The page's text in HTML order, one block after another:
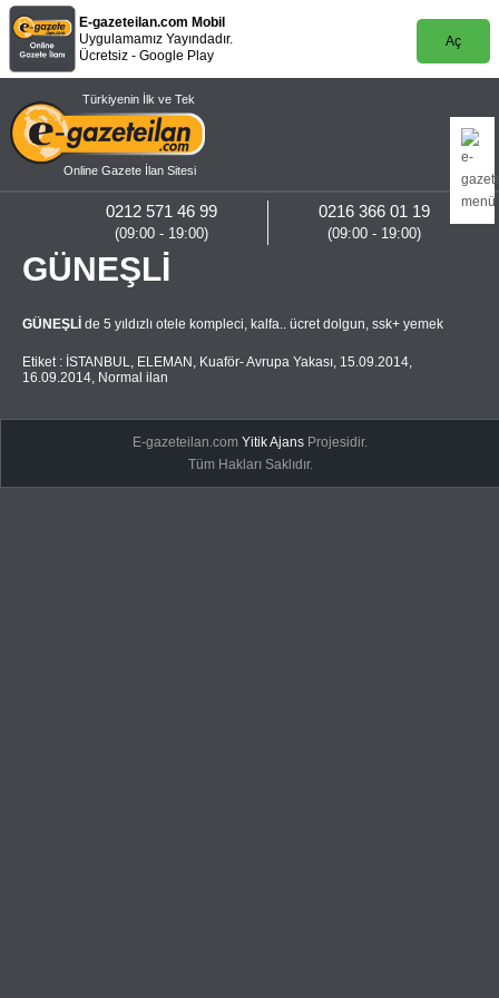
E-gazeteilan.com Mobil
Uygulamamız Yayındadır.
Ücretsiz - Google Play
Aç
Türkiyenin İlk ve Tek
Online Gazete İlan Sitesi
0216 366 01 19
(09:00 - 19:00)
0212 571 46 99
(09:00 - 19:00)
GÜNEŞLİ
GÜNEŞLİ de 5 yıldızlı otele kompleci, kalfa.. ücret dolgun, ssk+ yemek
Etiket : İSTANBUL, ELEMAN , Kuaför- Avrupa Yakası, 15.09.2014,
16.09.2014, Normal ilan
E-gazeteilan.comYitik Ajans Projesidir.
Tüm Hakları Saklıdır.